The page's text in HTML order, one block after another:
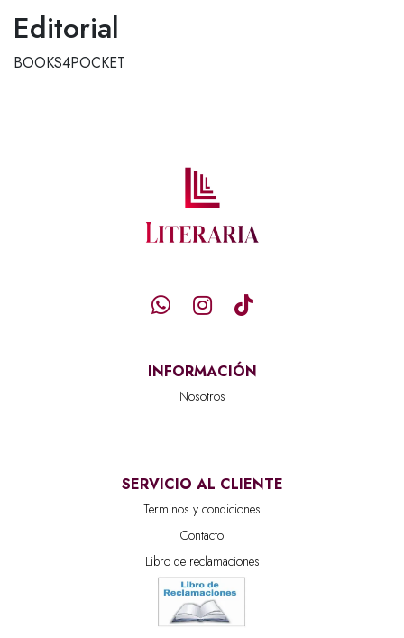
Editorial
BOOKS4POCKET
INFORMACIÓN
Nosotros
SERVICIO AL CLIENTE
Terminos y condiciones
Contacto
Libro de reclamaciones